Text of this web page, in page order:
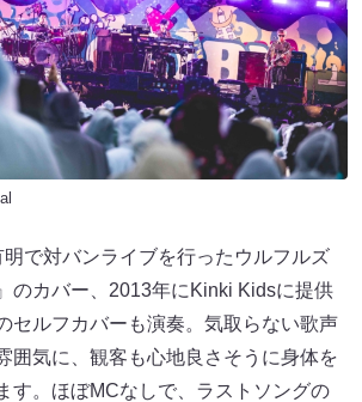
明で対バンライブを行ったウルフルズ
のカバー、2013年にKinki Kidsに提供
セルフカバーも演奏。気取らない歌声
囲気に、観客も心地良さそうに身体を
す。ほぼMCなしで、ラストソングの